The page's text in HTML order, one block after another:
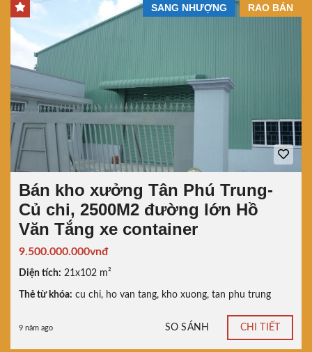
RAO BÁN
SANG NHƯỢNG
Bán kho xưởng Tân Phú Trung-
Củ chi, 2500M2 đường lớn Hồ
Văn Tắng xe container
9.500.000.000vnđ
Diện tích: 21x102 m²
Thẻ từ khóa: cu chi, ho van tang, kho xuong, tan phu trung
9 năm ago SO SÁNH CHI TIẾT